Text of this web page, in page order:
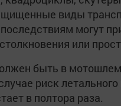
виды
могут
или
быть в
риск
в полтора раза.